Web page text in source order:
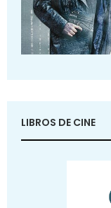
LIBROS DE CINE